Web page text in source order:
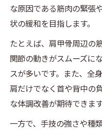
な原因である筋肉の緊張
状の緩和を目指します。
たとえば、肩甲骨周辺の
関節の動きがスムーズに
スが多いです。また、全
肩だけでなく首や背中の
な体調改善が期待できます
一方で、手技の強さや種